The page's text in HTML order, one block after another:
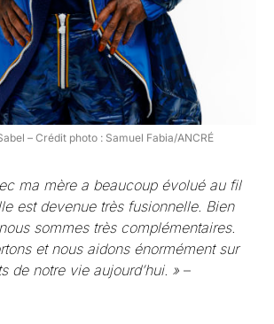
– Crédit photo : Samuel Fabia/ANCRÉ
ma mère a beaucoup évolué au fil
est devenue très fusionnelle. Bien
sommes très complémentaires.
et nous aidons énormément sur
de notre vie aujourd’hui. » –